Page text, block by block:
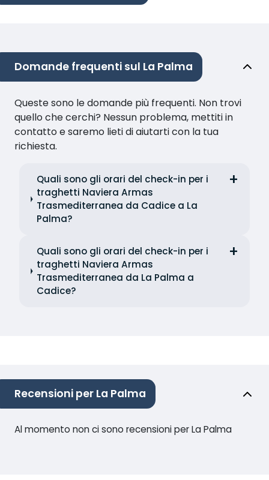
Domande frequenti sul La Palma
Queste sono le domande più frequenti. Non trovi
quello che cerchi? Nessun problema, mettiti in
contatto e saremo lieti di aiutarti con la tua
richiesta.
Quali sono gli orari del check-in per i
traghetti Naviera Armas
Trasmediterranea da Cadice a La
Palma?
Quali sono gli orari del check-in per i
traghetti Naviera Armas
Trasmediterranea da La Palma a
Cadice?
Recensioni per La Palma
Al momento non ci sono recensioni per La Palma